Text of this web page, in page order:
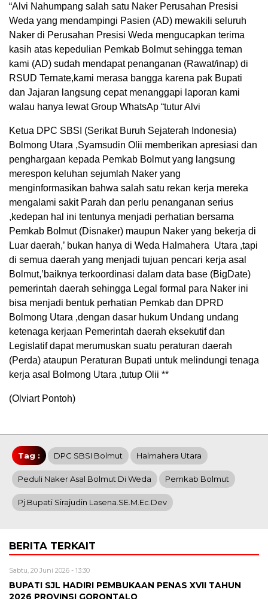
“Alvi Nahumpang salah satu Naker Perusahan Presisi
Weda yang mendampingi Pasien (AD) mewakili seluruh
Naker di Perusahan Presisi Weda mengucapkan terima
kasih atas kepedulian Pemkab Bolmut sehingga teman
kami (AD) sudah mendapat penanganan (Rawat/inap) di
RSUD Ternate,kami merasa bangga karena pak Bupati
dan Jajaran langsung cepat menanggapi laporan kami
walau hanya lewat Group WhatsAp “tutur Alvi
Ketua DPC SBSI (Serikat Buruh Sejaterah Indonesia)
Bolmong Utara ,Syamsudin Olii memberikan apresiasi dan
penghargaan kepada Pemkab Bolmut yang langsung
merespon keluhan sejumlah Naker yang
menginformasikan bahwa salah satu rekan kerja mereka
mengalami sakit Parah dan perlu penanganan serius
,kedepan hal ini tentunya menjadi perhatian bersama
Pemkab Bolmut (Disnaker) maupun Naker yang bekerja di
Luar daerah,’ bukan hanya di Weda Halmahera Utara ,tapi
di semua daerah yang menjadi tujuan pencari kerja asal
Bolmut,’baiknya terkoordinasi dalam data base (BigDate)
pemerintah daerah sehingga Legal formal para Naker ini
bisa menjadi bentuk perhatian Pemkab dan DPRD
Bolmong Utara ,dengan dasar hukum Undang undang
ketenaga kerjaan Pemerintah daerah eksekutif dan
Legislatif dapat merumuskan suatu peraturan daerah
(Perda) ataupun Peraturan Bupati untuk melindungi tenaga
kerja asal Bolmong Utara ,tutup Olii **
(Olviart Pontoh)
Tag : DPC SBSI Bolmut Halmahera Utara
Peduli Naker Asal Bolmut Di Weda Pemkab Bolmut
Pj.Bupati Sirajudin Lasena.SE.M.Ec.Dev
BERITA TERKAIT
Sabtu, 20 Juni 2026 - 13:30
BUPATI SJL HADIRI PEMBUKAAN PENAS XVII TAHUN
2026 PROVINSI GORONTALO